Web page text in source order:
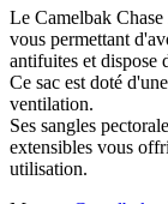
Le Camelbak
vous permettant
antifuites et dispose
Ce sac est doté
ventilation.
Ses sangles
extensibles vous
utilisation.